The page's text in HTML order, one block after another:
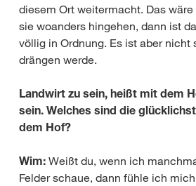
diesem Ort weitermacht. Das wäre
sie woanders hingehen, dann ist
völlig in Ordnung. Es ist aber nicht
drängen werde.
Landwirt zu sein, heißt mit dem
sein. Welches sind die
dem Hof?
Wim: Weißt du, wenn ich
Felder schaue, dann fühle ich